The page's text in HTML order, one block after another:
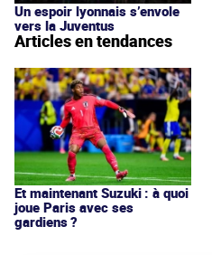
Un espoir lyonnais s’envole
vers la Juventus
Articles en tendances
Et maintenant Suzuki : à quoi
joue Paris avec ses
gardiens ?